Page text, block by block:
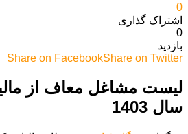
0
اشتراک گذاری‌
0
بازدید
Share on FacebookShare on Twitter
لیست مشاغل معاف از
سال 1403